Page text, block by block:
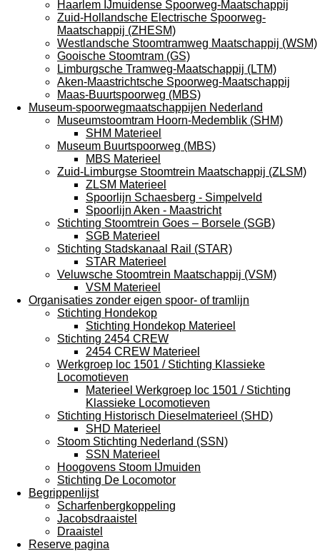
Haarlem IJmuidense Spoorweg-Maatschappij
Zuid-Hollandsche Electrische Spoorweg-
Maatschappij (ZHESM)
Westlandsche Stoomtramweg Maatschappij (WSM)
Gooische Stoomtram (GS)
Limburgsche Tramweg-Maatschappij (LTM)
Aken-Maastrichtsche Spoorweg-Maatschappij
Maas-Buurtspoorweg (MBS)
Museum-spoorwegmaatschappijen Nederland
Museumstoomtram Hoorn-Medemblik (SHM)
SHM Materieel
Museum Buurtspoorweg (MBS)
MBS Materieel
Zuid-Limburgse Stoomtrein Maatschappij (ZLSM)
ZLSM Materieel
Spoorlijn Schaesberg - Simpelveld
Spoorlijn Aken - Maastricht
Stichting Stoomtrein Goes – Borsele (SGB)
SGB Materieel
Stichting Stadskanaal Rail (STAR)
STAR Materieel
Veluwsche Stoomtrein Maatschappij (VSM)
VSM Materieel
Organisaties zonder eigen spoor- of tramlijn
Stichting Hondekop
Stichting Hondekop Materieel
Stichting 2454 CREW
2454 CREW Materieel
Werkgroep loc 1501 / Stichting Klassieke
Locomotieven
Materieel Werkgroep loc 1501 / Stichting
Klassieke Locomotieven
Stichting Historisch Dieselmaterieel (SHD)
SHD Materieel
Stoom Stichting Nederland (SSN)
SSN Materieel
Hoogovens Stoom IJmuiden
Stichting De Locomotor
Begrippenlijst
Scharfenbergkoppeling
Jacobsdraaistel
Draaistel
Reserve pagina